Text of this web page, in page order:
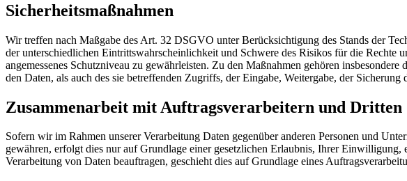
Sicherheitsmaßnahmen
Wir treffen nach Maßgabe des Art. 32 DSGVO unter Berücksichtigung des Stands der
der unterschiedlichen Eintrittswahrscheinlichkeit und Schwere des Risikos für die Rechte
angemessenes Schutzniveau zu gewährleisten. Zu den Maßnahmen gehören
den Daten, als auch des sie betreffenden Zugriffs, der Eingabe, Weitergabe, der
Zusammenarbeit mit Auftragsverarbeitern und Dritten
Sofern wir im Rahmen unserer Verarbeitung Daten gegenüber anderen Personen und
gewähren, erfolgt dies nur auf Grundlage einer gesetzlichen Erlaubnis, Ihrer
Verarbeitung von Daten beauftragen, geschieht dies auf Grundlage eines